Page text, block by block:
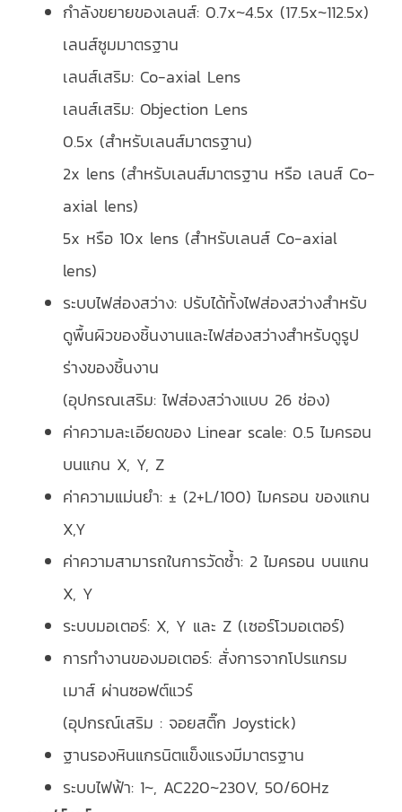
กำลังขยายของเลนส์: 0.7x~4.5x (17.5x~112.5x)
เลนส์ซูมมาตรฐาน
เลนส์เสริม: Co-axial Lens
เลนส์เสริม: Objection Lens
0.5x (สำหรับเลนส์มาตรฐาน)
2x lens (สำหรับเลนส์มาตรฐาน หรือ เลนส์ Co-
axial lens)
5x หรือ 10x lens (สำหรับเลนส์ Co-axial
lens)
ระบบไฟส่องสว่าง: ปรับได้ทั้งไฟส่องสว่างสำหรับ
ดูพื้นผิวของชิ้นงานและไฟส่องสว่างสำหรับดูรูป
ร่างของชิ้นงาน
(อุปกรณเสริม: ไฟส่องสว่างแบบ 26 ช่อง)
ค่าความละเอียดของ Linear scale: 0.5 ไมครอน
บนแกน X, Y, Z
ค่าความแม่นยำ: ± (2+L/100) ไมครอน ของแกน
X,Y
ค่าความสามารถในการวัดซ้ำ: 2 ไมครอน บนแกน
X, Y
ระบบมอเตอร์: X, Y และ Z (เซอร์โวมอเตอร์)
การทำงานของมอเตอร์: สั่งการจากโปรแกรม
เมาส์ ผ่านซอฟต์แวร์
(อุปกรณ์เสริม : จอยสติ๊ก Joystick)
ฐานรองหินแกรนิตแข็งแรงมีมาตรฐาน
ระบบไฟฟ้า: 1~, AC220~230V, 50/60Hz